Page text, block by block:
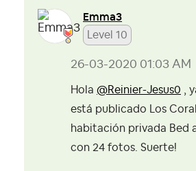
Emma3
Level 10
‎26-03-2020 01:03 AM
Hola @Reinier-Jesus0 ,
está publicado Los
habitación privada Bed
con 24 fotos. Suerte!